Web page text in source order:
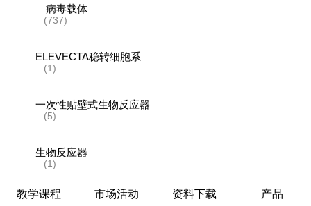
病毒载体
(737)
ELEVECTA稳转细胞系
(1)
一次性贴壁式生物反应器
(5)
生物反应器
(1)
层析系统和层析柱
教学课程 市场活动 资料下载 产品